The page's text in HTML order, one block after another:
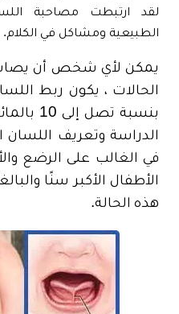
لقد ارتبطت مصاحبة
الطبيعية ومشاكل في الكلام.
يمكن لأي شخص أن
الحالات ، يكون ربط
بنسبة
الدراسة وتعريف اللسان
في الغالب على الرضع
الأطفال الأكبر سنًا
هذه الحالة.